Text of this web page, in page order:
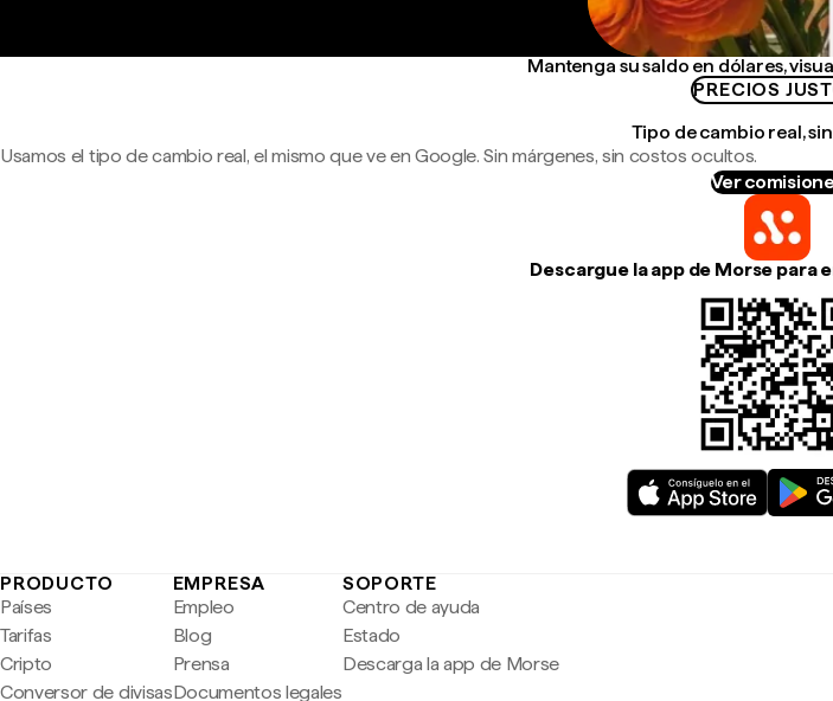
Mantenga su saldo en dólares,
PRECIOS
Tipo de cambio real,
Usamos el tipo de cambio real, el mismo que ve en Google. Sin márgenes, sin costos ocultos.
Ver
Descargue la app de Morse para
PRODUCTO
Países
Tarifas
Cripto
Conversor de divisas
EMPRESA
Empleo
Blog
Prensa
Documentos legales
SOPORTE
Centro de ayuda
Estado
Descarga la app de Morse